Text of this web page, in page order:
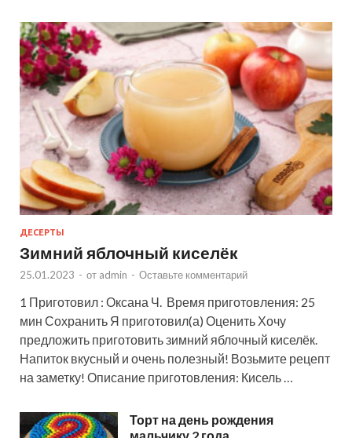
ДЕСЕРТЫ
Зимний яблочный киселёк
25.01.2023 - от admin - Оставьте комментарий
1 Приготовил : Оксана Ч. Время приготовления: 25
мин Сохранить Я приготовил(а) Оценить Хочу
предложить приготовить зимний яблочный киселёк.
Напиток вкусный и очень полезный! Возьмите рецепт
на заметку! Описание приготовления: Кисель …
Торт на день рождения